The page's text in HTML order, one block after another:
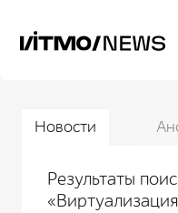
Новости
Результаты